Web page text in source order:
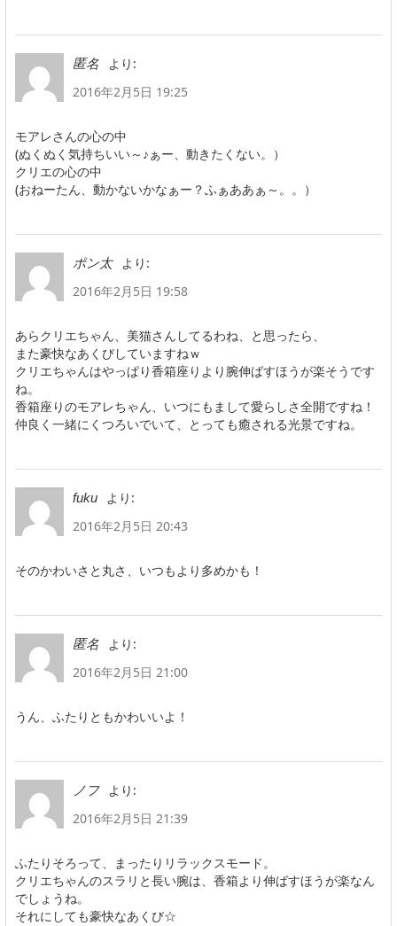
匿名
より:
2016年2月5日 19:25
モアレさんの心の中
(ぬくぬく気持ちいい～♪ぁー、動きたくない。）
クリエの心の中
(おねーたん、動かないかなぁー？ふぁああぁ～。。）
ポン太
より:
2016年2月5日 19:58
あらクリエちゃん、美猫さんしてるわね、と思ったら、
また豪快なあくびしていますねｗ
クリエちゃんはやっぱり香箱座りより腕伸ばすほうが楽そうです
ね。
香箱座りのモアレちゃん、いつにもまして愛らしさ全開ですね！
仲良く一緒にくつろいでいて、とっても癒される光景ですね。
fuku
より:
2016年2月5日 20:43
そのかわいさと丸さ、いつもより多めかも！
匿名
より:
2016年2月5日 21:00
うん、ふたりともかわいいよ！
ノフ
より:
2016年2月5日 21:39
ふたりそろって、まったりリラックスモード。
クリエちゃんのスラリと長い腕は、香箱より伸ばすほうが楽なん
でしょうね。
それにしても豪快なあくび☆